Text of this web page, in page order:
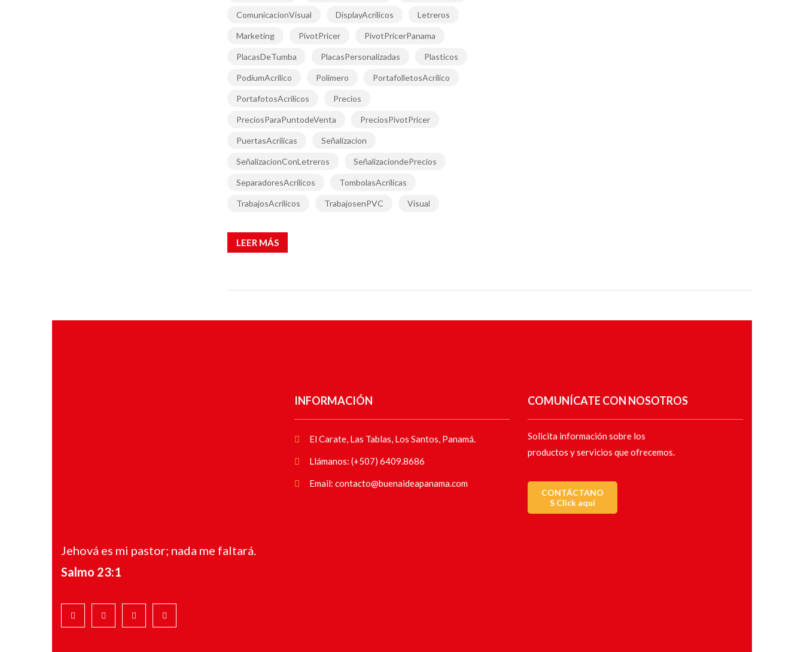
ComunicacionVisual DisplayAcrilicos Letreros
Marketing PivotPricer PivotPricerPanama
PlacasDeTumba PlacasPersonalizadas Plasticos
PodiumAcrilico Polimero PortafolletosAcrilico
PortafotosAcrilicos Precios
PreciosParaPuntodeVenta PreciosPivotPricer
PuertasAcrilicas Señalizacion
SeñalizacionConLetreros SeñalizaciondePrecios
SeparadoresAcrilicos TombolasAcrilicas
TrabajosAcrilicos TrabajosenPVC Visual
LEER MÁS
Jehová es mi pastor; nada me faltará.
Salmo 23:1
INFORMACIÓN
El Carate, Las Tablas, Los Santos, Panamá.
Llámanos: (+507) 6409.8686
Email: contacto@buenaideapanama.com
COMUNÍCATE CON NOSOTROS
Solicita información sobre los
productos y servicios que ofrecemos.
CONTÁCTANO
S Click aquí